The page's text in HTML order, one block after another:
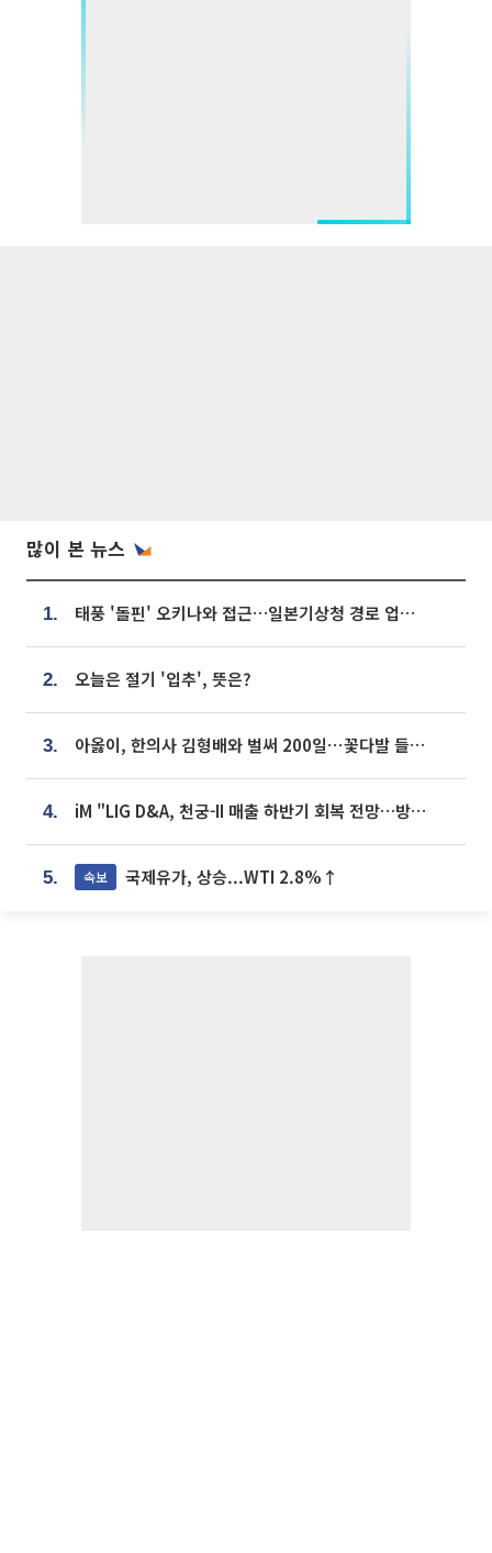
많이 본 뉴스
1. 태풍 '돌핀' 오키나와 접근…일본기상청 경로 업데이트
2. 오늘은 절기 '입추', 뜻은?
3. 아옳이, 한의사 김형배와 벌써 200일⋯꽃다발 들고 "프러포즈 아냐"
4. iM "LIG D&A, 천궁-II 매출 하반기 회복 전망…방산 톱픽 유지"
5. 속보 국제유가, 상승...WTI 2.8%↑